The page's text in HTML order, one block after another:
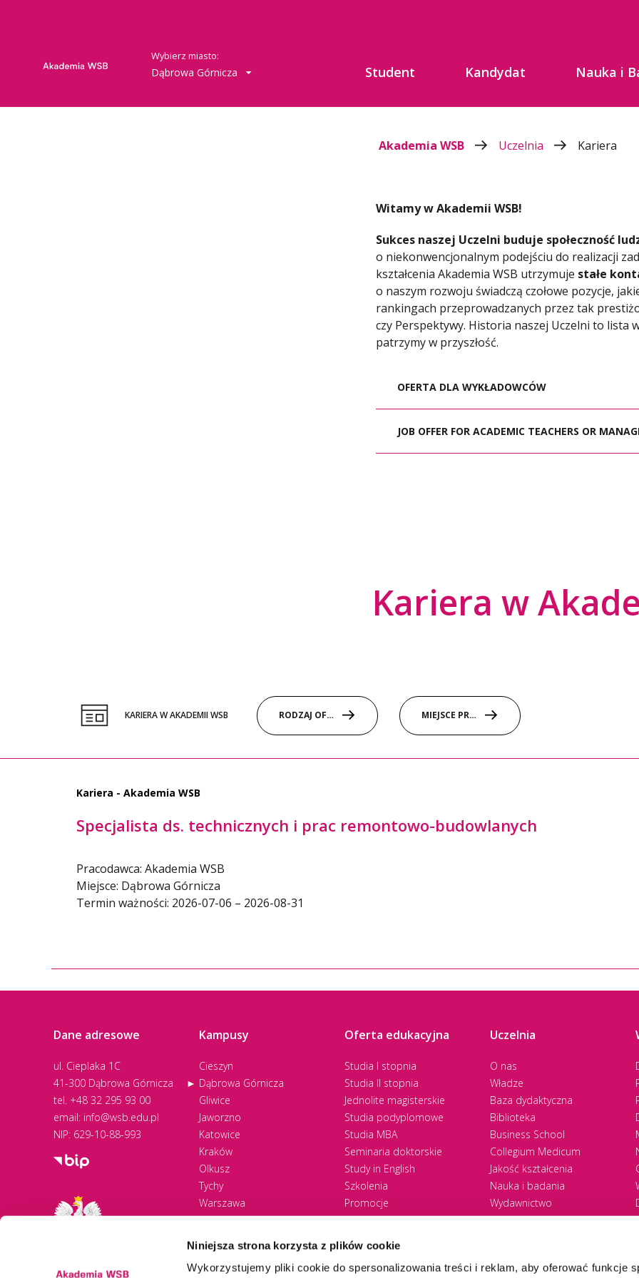
Niniejsza strona korzysta z plików cookie
Wykorzystujemy pliki cookie do spersonalizowania treści i reklam, aby oferować funkcje
Wybierz miasto:
Dąbrowa Górnicza Student Kandydat Nauka i
Akademia WSB Uczelnia Kariera
Witamy w Akademii WSB!
Sukces naszej Uczelni buduje społeczność
o niekonwencjonalnym podejściu do realizacji
kształcenia Akademia WSB utrzymuje stałe
o naszym rozwoju świadczą czołowe pozycje,
rankingach przeprowadzanych przez tak
czy Perspektywy. Historia naszej Uczelni to lista
patrzymy w przyszłość.
OFERTA DLA WYKŁADOWCÓW
Zapraszamy do współpracy
JOB OFFER FOR ACADEMIC TEACHERS OR
Kariera w
KARIERA W AKADEMII WSB RODZAJ OFERTY MIEJSCE PRACY
Kariera - Akademia WSB
Specjalista ds. technicznych i prac remontowo-budowlanych
Pracodawca: Akademia WSB
Miejsce: Dąbrowa Górnicza
Termin ważności: 2026-07-06 – 2026-08-31
Dane adresowe
ul. Cieplaka 1C
41-300 Dąbrowa Górnicza
tel. +48 32 295 93 00
email: info@wsb.edu.pl
NIP: 629-10-88-993
Kampusy
Cieszyn
Dąbrowa Górnicza
Gliwice
Jaworzno
Katowice
Kraków
Olkusz
Tychy
Warszawa
Zawiercie
Oferta edukacyjna
Studia I stopnia
Studia II stopnia
Jednolite magisterskie
Studia podyplomowe
Studia MBA
Seminaria doktorskie
Study in English
Szkolenia
Promocje
Zasady rekrutacji
Uczelnia
O nas
Władze
Baza dydaktyczna
Biblioteka
Business School
Collegium Medicum
Jakość kształcenia
Nauka i badania
Wydawnictwo
Zrównoważony rozwój